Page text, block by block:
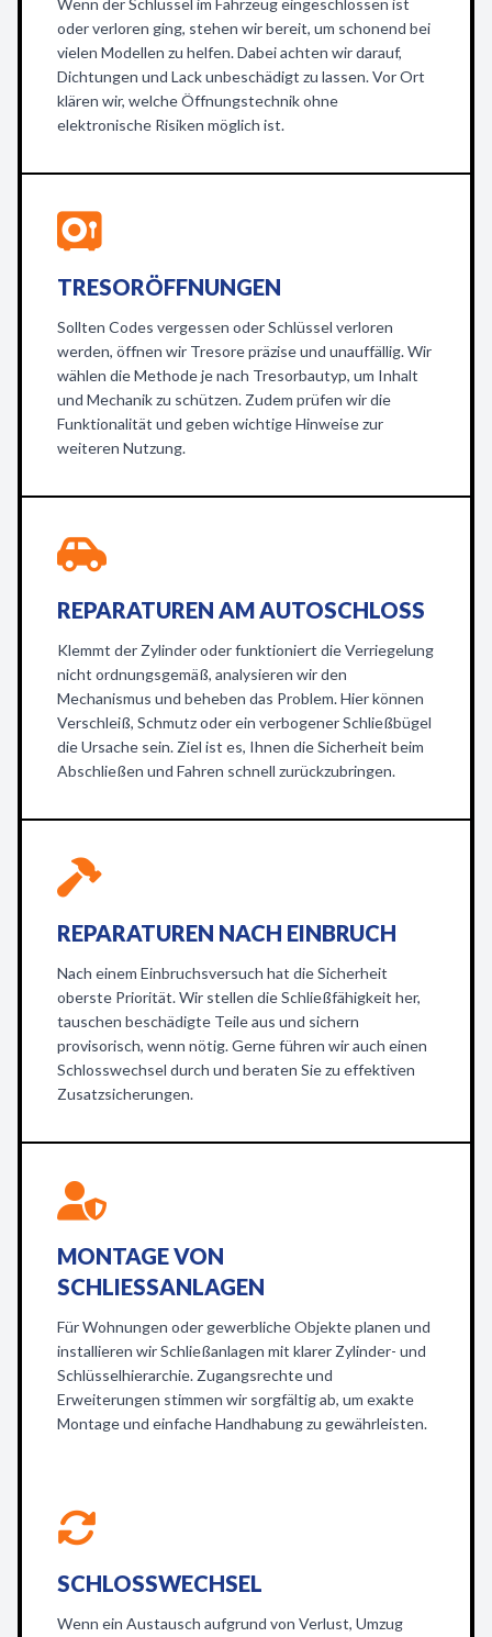
Wenn der Schlüssel im Fahrzeug eingeschlossen ist
oder verloren ging, stehen wir bereit, um schonend bei
vielen Modellen zu helfen. Dabei achten wir darauf,
Dichtungen und Lack unbeschädigt zu lassen. Vor Ort
klären wir, welche Öffnungstechnik ohne
elektronische Risiken möglich ist.
TRESORÖFFNUNGEN
Sollten Codes vergessen oder Schlüssel verloren
werden, öffnen wir Tresore präzise und unauffällig. Wir
wählen die Methode je nach Tresorbautyp, um Inhalt
und Mechanik zu schützen. Zudem prüfen wir die
Funktionalität und geben wichtige Hinweise zur
weiteren Nutzung.
REPARATUREN AM AUTOSCHLOSS
Klemmt der Zylinder oder funktioniert die Verriegelung
nicht ordnungsgemäß, analysieren wir den
Mechanismus und beheben das Problem. Hier können
Verschleiß, Schmutz oder ein verbogener Schließbügel
die Ursache sein. Ziel ist es, Ihnen die Sicherheit beim
Abschließen und Fahren schnell zurückzubringen.
REPARATUREN NACH EINBRUCH
Nach einem Einbruchsversuch hat die Sicherheit
oberste Priorität. Wir stellen die Schließfähigkeit her,
tauschen beschädigte Teile aus und sichern
provisorisch, wenn nötig. Gerne führen wir auch einen
Schlosswechsel durch und beraten Sie zu effektiven
Zusatzsicherungen.
MONTAGE VON
SCHLIESSANLAGEN
Für Wohnungen oder gewerbliche Objekte planen und
installieren wir Schließanlagen mit klarer Zylinder- und
Schlüsselhierarchie. Zugangsrechte und
Erweiterungen stimmen wir sorgfältig ab, um exakte
Montage und einfache Handhabung zu gewährleisten.
SCHLOSSWECHSEL
Wenn ein Austausch aufgrund von Verlust, Umzug